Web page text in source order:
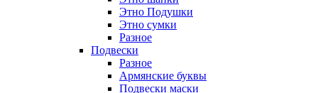
Этно Подушки
Этно сумки
Разное
Подвески
Разное
Армянские буквы
Подвески маски